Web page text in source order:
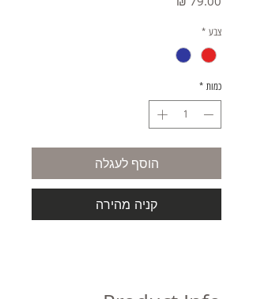
צבע *
כמות *
הוסף לעגלה
קניה מהירה